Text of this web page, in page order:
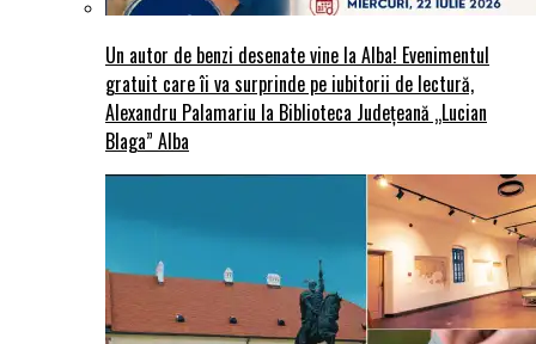
Un autor de benzi desenate vine la Alba! Evenimentul
gratuit care îi va surprinde pe iubitorii de lectură,
Alexandru Palamariu la Biblioteca Județeană „Lucian
Blaga” Alba